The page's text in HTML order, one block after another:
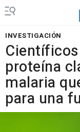
INVESTIGACIÓN
proteína
malaria
para una